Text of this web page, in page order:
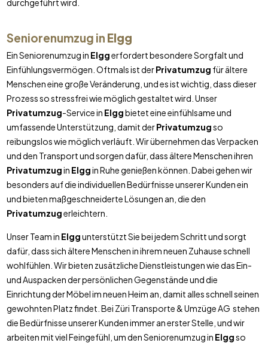
durchgeführt wird.
Seniorenumzug in Elgg
Ein Seniorenumzug in Elggerfordert besondere Sorgfalt und
Einfühlungsvermögen. Oftmals ist derPrivatumzug für ältere
Menschen eine große Veränderung, und es ist wichtig, dass dieser
Prozess so stressfrei wie möglich gestaltet wird. Unser
Privatumzug-Service in Elggbietet eine einfühlsame und
umfassende Unterstützung, damit derPrivatumzugso
reibungslos wie möglich verläuft. Wir übernehmen das Verpacken
und den Transport und sorgen dafür, dass ältere Menschen ihren
Privatumzugin Elggin Ruhe genießen können. Dabei gehen wir
besonders auf die individuellen Bedürfnisse unserer Kunden ein
und bieten maßgeschneiderte Lösungen an, die den
Privatumzugerleichtern.
Unser Team in Elggunterstützt Sie bei jedem Schritt und sorgt
dafür, dass sich ältere Menschen in ihrem neuen Zuhause schnell
wohlfühlen. Wir bieten zusätzliche Dienstleistungen wie das Ein-
und Auspacken der persönlichen Gegenstände und die
Einrichtung der Möbel im neuen Heim an, damit alles schnell seinen
gewohnten Platz findet. Bei Züri Transporte & Umzüge AG stehen
die Bedürfnisse unserer Kunden immer an erster Stelle, und wir
arbeiten mit viel Feingefühl, um den Seniorenumzug in Elggso